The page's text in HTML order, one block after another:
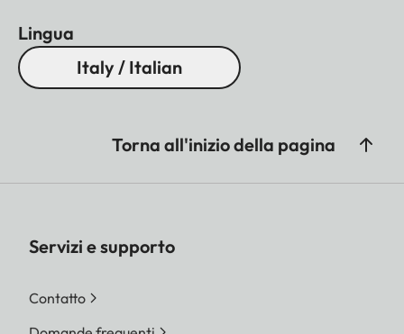
Lingua
Italy / Italian
Torna all'inizio della pagina
Servizi e supporto
Contatto